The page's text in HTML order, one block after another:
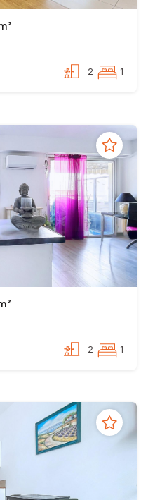
todo o seu projeto, até à
de estar totalmente
NICE
2 1
2 1